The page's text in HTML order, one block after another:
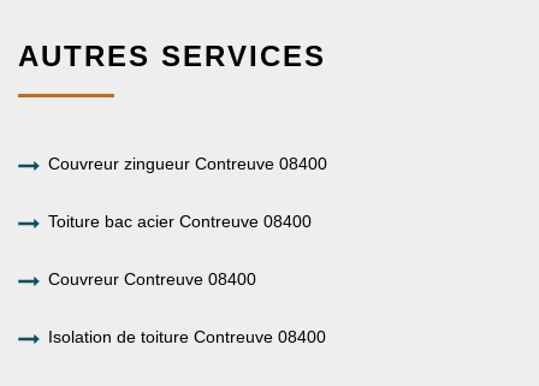
AUTRES SERVICES
Couvreur zingueur Contreuve 08400
Toiture bac acier Contreuve 08400
Couvreur Contreuve 08400
Isolation de toiture Contreuve 08400